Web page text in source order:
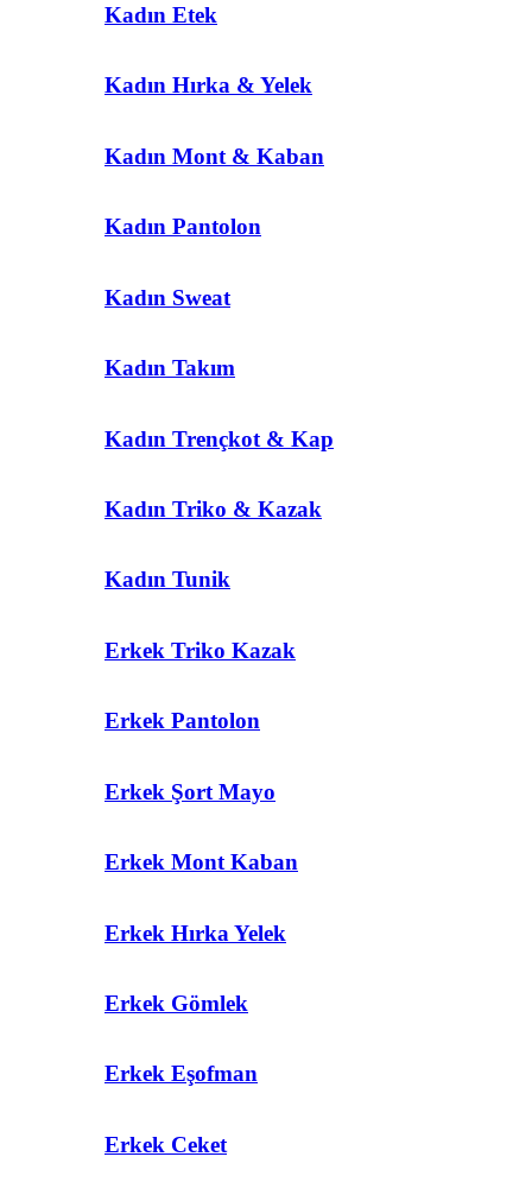
Kadın Etek
Kadın Hırka & Yelek
Kadın Mont & Kaban
Kadın Pantolon
Kadın Sweat
Kadın Takım
Kadın Trençkot & Kap
Kadın Triko & Kazak
Kadın Tunik
Erkek Triko Kazak
Erkek Pantolon
Erkek Şort Mayo
Erkek Mont Kaban
Erkek Hırka Yelek
Erkek Gömlek
Erkek Eşofman
Erkek Ceket